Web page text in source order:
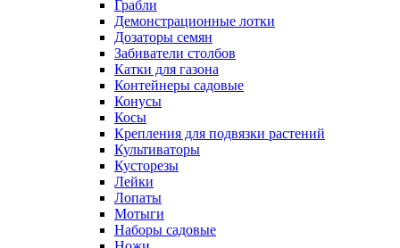
Грабли
Демонстрационные лотки
Дозаторы семян
Забиватели столбов
Катки для газона
Контейнеры садовые
Конусы
Косы
Крепления для подвязки растений
Культиваторы
Кусторезы
Лейки
Лопаты
Мотыги
Наборы садовые